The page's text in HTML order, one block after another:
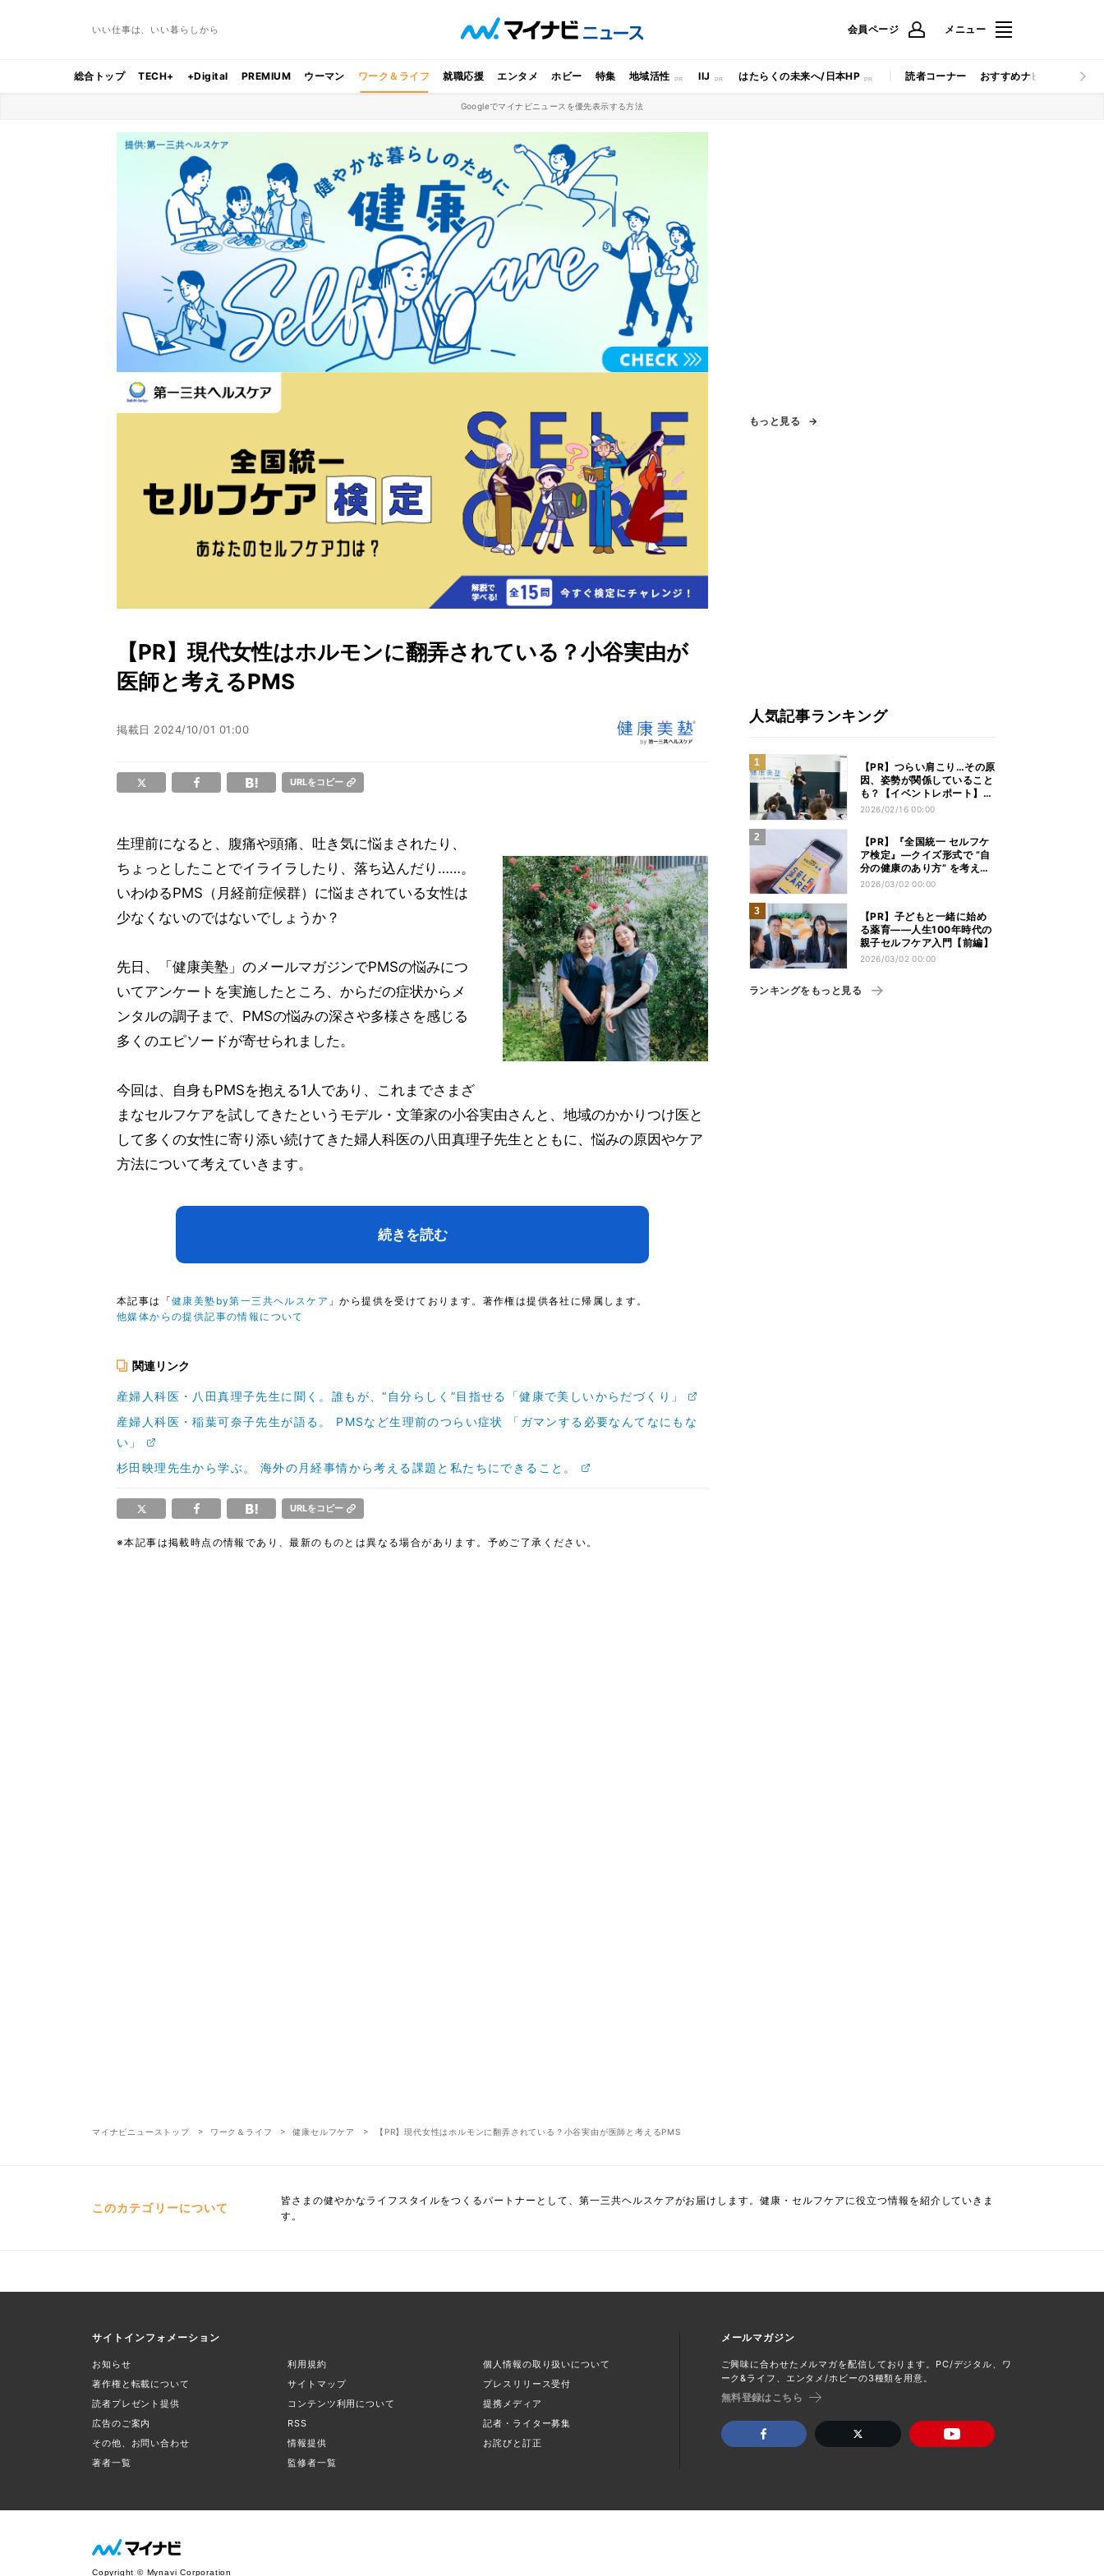
いい仕事は、いい暮らしから 会員ページ メニュー
総合トップ TECH+ +Digital PREMIUM ウーマン ワーク＆ライフ 就職応援 エンタメ ホビー 特集 地域活性 IIJ はたらくの未来へ/日本HP 読者コーナー おすすめナビ マイナビ
Googleでマイナビニュースを優先表示する方法
【PR】現代女性はホルモンに翻弄されている？小谷実由が
医師と考えるPMS
掲載日 2024/10/01 01:00
URLをコピー
生理前になると、腹痛や頭痛、吐き気に悩まされたり、
ちょっとしたことでイライラしたり、落ち込んだり……。
いわゆるPMS（月経前症候群）に悩まされている女性は
少なくないのではないでしょうか？
先日、「健康美塾」のメールマガジンでPMSの悩みにつ
いてアンケートを実施したところ、からだの症状からメ
ンタルの調子まで、PMSの悩みの深さや多様さを感じる
多くのエピソードが寄せられました。
今回は、自身もPMSを抱える1人であり、これまでさまざ
まなセルフケアを試してきたというモデル・文筆家の小谷実由さんと、地域のかかりつけ医と
して多くの女性に寄り添い続けてきた婦人科医の八田真理子先生とともに、悩みの原因やケア
方法について考えていきます。
続きを読む
本記事は「健康美塾by第一三共ヘルスケア 」から提供を受けております。著作権は提供各社に帰属します。
他媒体からの提供記事の情報について
関連リンク
産婦人科医・八田真理子先生に聞く。誰もが、“自分らしく”目指せる「健康で美しいからだづくり」
産婦人科医・稲葉可奈子先生が語る。 PMSなど生理前のつらい症状 「ガマンする必要なんてなにもな
い」
杉田映理先生から学ぶ。 海外の月経事情から考える課題と私たちにできること。
URLをコピー
※本記事は掲載時点の情報であり、最新のものとは異なる場合があります。予めご了承ください。
もっと見る
人気記事ランキング
【PR】つらい肩こり…その原
因、姿勢が関係していること
も？【イベントレポート】
（座学編）
2026/02/16 00:00
【PR】『全国統一 セルフケ
ア検定』―クイズ形式で ”自
分の健康のあり方” を考える
【後編】
2026/03/02 00:00
【PR】子どもと一緒に始め
る薬育――人生100年時代の
親子セルフケア入門【前編】
2026/03/02 00:00
ランキングをもっと見る
マイナビニューストップ ワーク＆ライフ 健康セルフケア 【PR】現代女性はホルモンに翻弄されている？小谷実由が医師と考えるPMS
このカテゴリーについて
皆さまの健やかなライフスタイルをつくるパートナーとして、第一三共ヘルスケアがお届けします。健康・セルフケアに役立つ情報を紹介していきま
す。
サイトインフォメーション
お知らせ 利用規約
個人情報の取り扱いについて
著作権と転載について
サイトマップ
プレスリリース受付
読者プレゼント提供
コンテンツ利用について
提携メディア
広告のご案内
RSS
記者・ライター募集
その他、お問い合わせ
情報提供
お詫びと訂正
著者一覧
監修者一覧
メールマガジン
ご興味に合わせたメルマガを配信しております。PC/デジタル、ワ
ーク&ライフ、エンタメ/ホビーの3種類を用意。
無料登録はこちら
Copyright © Mynavi Corporation